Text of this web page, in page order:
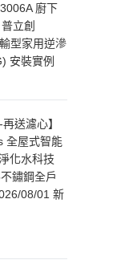
廚下
立創
型家用逆滲
安裝實例
送濾心】
全屋式智能
化水科技
鏽鋼全戶
08/01 新